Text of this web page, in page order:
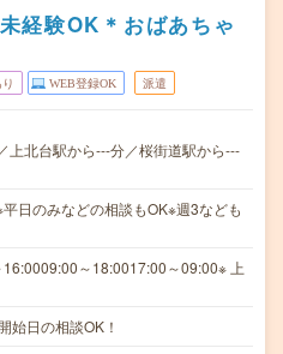
経験OK＊おばあちゃ
WEB登録OK 派遣
上北台駅から---分／桜街道駅から---
日のみなどの相談もOK※週3なども
16:0009:00～18:0017:00～09:00※ 上
日の相談OK！